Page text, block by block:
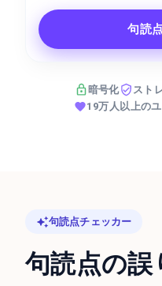
句読
暗号化 スト
19万人以上の
句読点チェッカー
句読点の誤